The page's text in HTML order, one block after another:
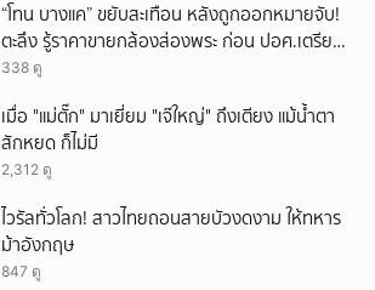
“โทน บางแค” ขยับสะเทือน หลังถูกออกหมายจับ!
ตะลึง รู้ราคาขายกล้องส่องพระ ก่อน ปอศ.เตรียม
บุกรวบ?
338 ดู
เมื่อ "แม่ตั๊ก" มาเยี่ยม "เจ๊ใหญ่" ถึงเตียง แม้น้ำตา
สักหยด ก็ไม่มี
2,312 ดู
ไวรัลทั่วโลก! สาวไทยถอนสายบัวงดงาม ให้ทหาร
ม้าอังกฤษ
847 ดู